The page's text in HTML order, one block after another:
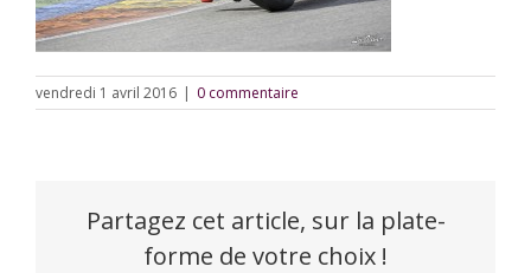
vendredi 1 avril 2016 | 0 commentaire
Partagez cet article, sur la plate-
forme de votre choix !